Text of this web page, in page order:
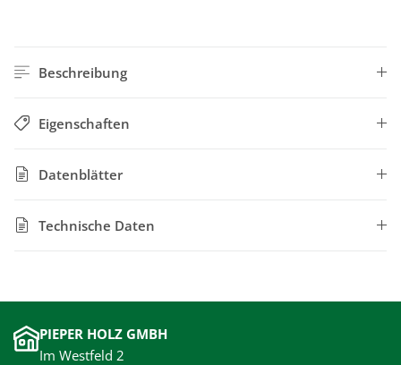
Beschreibung
Eigenschaften
Datenblätter
Technische Daten
PIEPER HOLZ GMBH
Im Westfeld 2